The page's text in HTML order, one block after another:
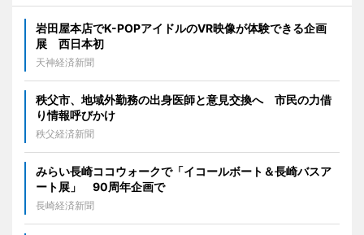
岩田屋本店でK-POPアイドルのVR映像が体験できる企画
展 西日本初
天神経済新聞
秩父市、地域外勤務の出身医師と意見交換へ 市民の力借
り情報呼びかけ
秩父経済新聞
みらい長崎ココウォークで「イコールボート＆長崎バスア
ート展」 90周年企画で
長崎経済新聞